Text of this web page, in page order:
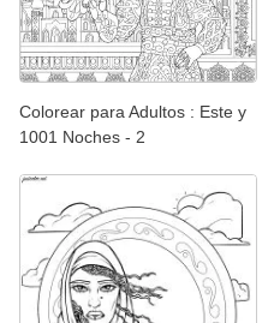
Colorear para Adultos : Este y
1001 Noches - 2